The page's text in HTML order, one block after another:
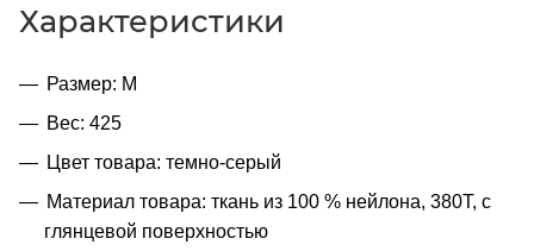
Характеристики
Размер: M
Вес: 425
Цвет товара: темно-серый
Материал товара: ткань из 100 % нейлона, 380T, с
глянцевой поверхностью